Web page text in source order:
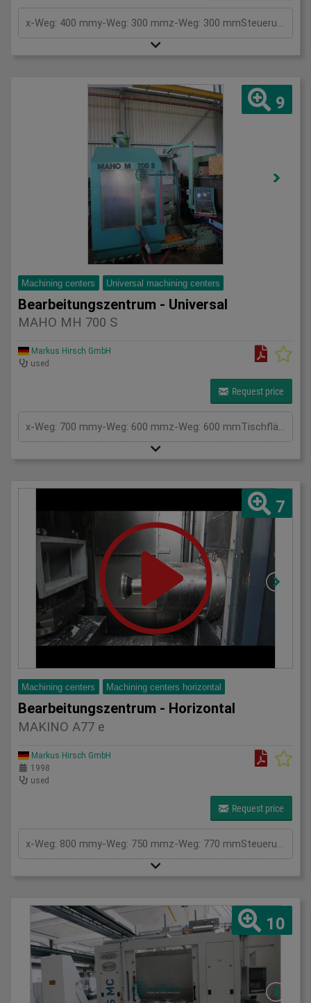
9
Machining centers Universal machining centers
Bearbeitungszentrum - Universal
MAHO MH 700 S
Markus Hirsch GmbH
used
Request price
x-Weg: 700 mmy-Weg: 600 mmz-Weg: 600 mmTischfläche: 630 mmDrehtisch: 360 GradSchwenktischwinkel min./max.: 45/20 GradDrehzahl: 6300 U/minSteuerung: PfilipsTyp: CNC 432Spindelaufnahme ISO: 40Gesamtleistungsbedarf: 27 KVAMaschinengewicht ca.: 5,8 tRaumbedarf ca.: 4,1x2,3x2,4 m
7
Machining centers Machining centers horizontal
Bearbeitungszentrum - Horizontal
MAKINO A77 e
Markus Hirsch GmbH
1998
used
Request price
x-Weg: 800 mmy-Weg: 750 mmz-Weg: 770 mmSteuerung: FanucTyp: PRO-3Werkzeugaufnahme: HSK 100Antriebsleistung: 30 kWDrehzahl: 10000 U/minEilgang: 35 m/minWerkzeugwechsler: 90 Pos.Kühlung durch die Spindel: 70 barPalettengröße: 630x630 mmTischbelastung: 1200 kgRundtisch schwenkbar: 1 GradPalettenwechsler-Typ: 2Gesamtleistungsbedarf: kWMaschinengewicht ca.: 15 tRaumbedarf ca.: m
10